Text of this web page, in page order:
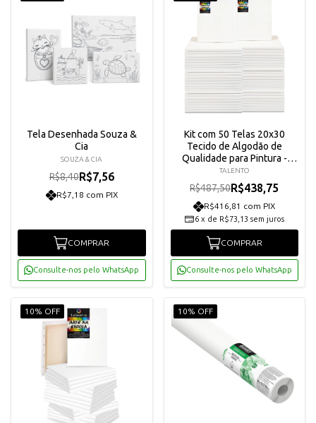
Tela Desenhada Souza &
Cia
SOUZA & CIA
R$8,40R$7,56
R$7,18 com PIX
COMPRAR
Consulte-nos pelo WhatsApp
Kit com 50 Telas 20x30
Tecido de Algodão de
Qualidade para Pintura -
Talento
TALENTO
R$487,50R$438,75
R$416,81 com PIX
6 x de R$73,13 sem juros
COMPRAR
Consulte-nos pelo WhatsApp
10% OFF 10% OFF